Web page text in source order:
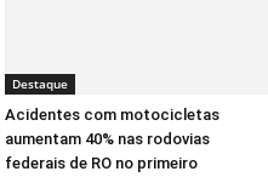
Destaque
Acidentes com motocicletas
aumentam 40% nas rodovias
federais de RO no primeiro